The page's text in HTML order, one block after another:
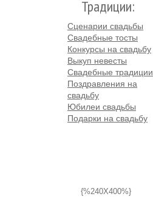
Традиции:
Сценарии свадьбы
Свадебные тосты
Конкурсы на свадьбу
Выкуп невесты
Свадебные традиции
Поздравления на
свадьбу
Юбилеи свадьбы
Подарки на свадьбу
{%240X400%}